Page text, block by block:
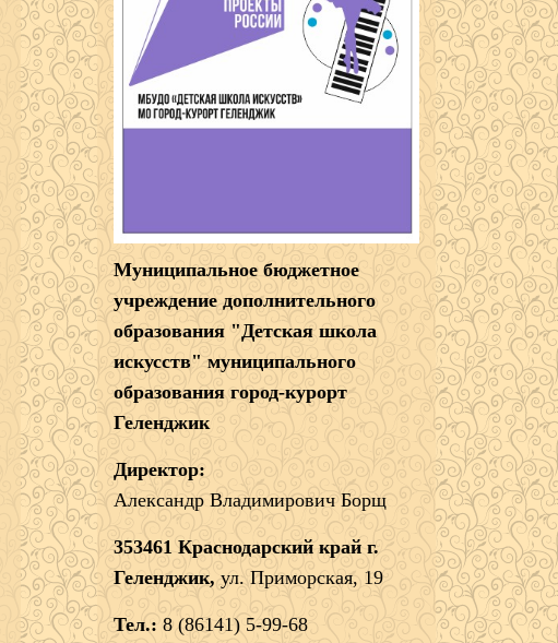
Муниципальное бюджетное
учреждение дополнительного
образования "Детская школа
искусств" муниципального
образования город-курорт
Геленджик
Директор:
Александр Владимирович Борщ
353461 Краснодарский край г.
Геленджик, ул. Приморская, 19
Тел.: 8 (86141) 5-99-68